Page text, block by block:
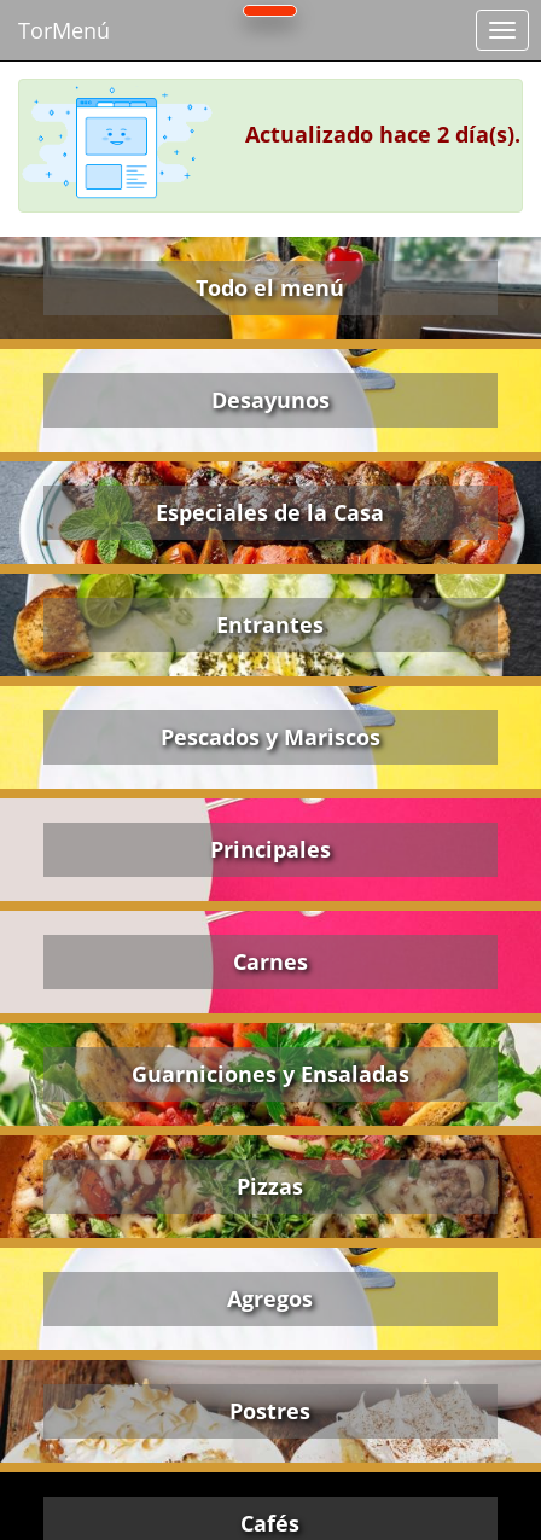
TorMenú
Actualizado hace 2 día(s).
Todo el menú
Desayunos
Especiales de la Casa
Entrantes
Pescados y Mariscos
Principales
Carnes
Guarniciones y Ensaladas
Pizzas
Agregos
Postres
Cafés